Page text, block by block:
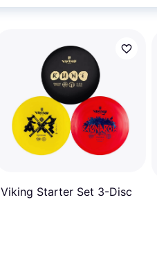
Viking Starter Set 3-Disc